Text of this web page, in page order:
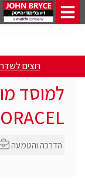
רוצים
למוסד
ORACEL מודול רכש